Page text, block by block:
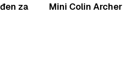
za
Mini Colin Archer